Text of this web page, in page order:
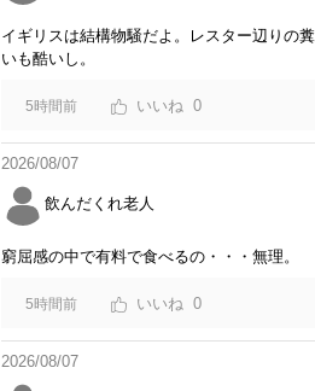
イギリスは結構物騒だよ。レスター辺りの
いも酷いし。
5時間前 0
2026/08/07
飲んだくれ老人
窮屈感の中で有料で食べるの・・・無理。
5時間前 0
2026/08/07